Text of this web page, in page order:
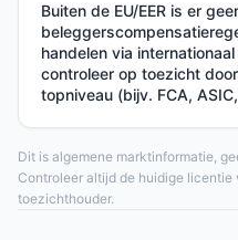
Buiten de EU/EER is er
handelen via
controleer op toezicht
topniveau (bijv. FCA,
Dit is algemene marktinformatie,
Controleer altijd de huidige
toezichthouder.